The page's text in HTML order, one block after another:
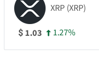
XRP (XRP)
$ 1.03 1.27%